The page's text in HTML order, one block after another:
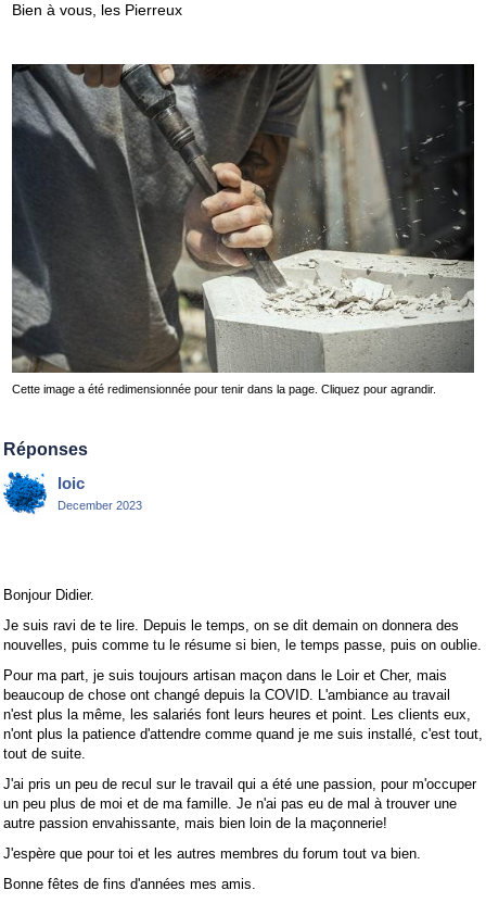
Bien à vous, les Pierreux
Cette image a été redimensionnée pour tenir dans la page. Cliquez pour agrandir.
Réponses
loic
December 2023
Bonjour Didier.
Je suis ravi de te lire. Depuis le temps, on se dit demain on donnera des
nouvelles, puis comme tu le résume si bien, le temps passe, puis on oublie.
Pour ma part, je suis toujours artisan maçon dans le Loir et Cher, mais
beaucoup de chose ont changé depuis la COVID. L'ambiance au travail
n'est plus la même, les salariés font leurs heures et point. Les clients eux,
n'ont plus la patience d'attendre comme quand je me suis installé, c'est tout,
tout de suite.
J'ai pris un peu de recul sur le travail qui a été une passion, pour m'occuper
un peu plus de moi et de ma famille. Je n'ai pas eu de mal à trouver une
autre passion envahissante, mais bien loin de la maçonnerie!
J'espère que pour toi et les autres membres du forum tout va bien.
Bonne fêtes de fins d'années mes amis.